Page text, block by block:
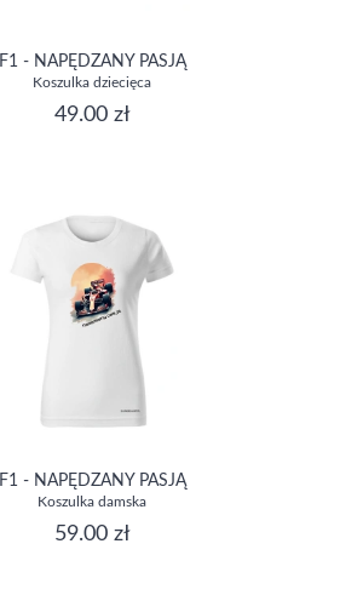
F1 - NAPĘDZANY PASJĄ
Koszulka dziecięca
49.00 zł
F1 - NAPĘDZANY PASJĄ
Koszulka damska
59.00 zł